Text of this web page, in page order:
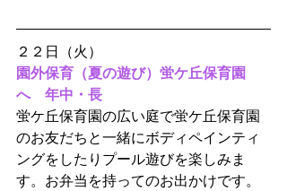
２２日（火）
園外保育（夏の遊び）蛍ケ丘保育園
へ　年中・長
蛍ケ丘保育園の広い庭で蛍ケ丘保育園
のお友だちと一緒にボディペインティ
ングをしたりプール遊びを楽しみま
す。お弁当を持ってのお出かけです。